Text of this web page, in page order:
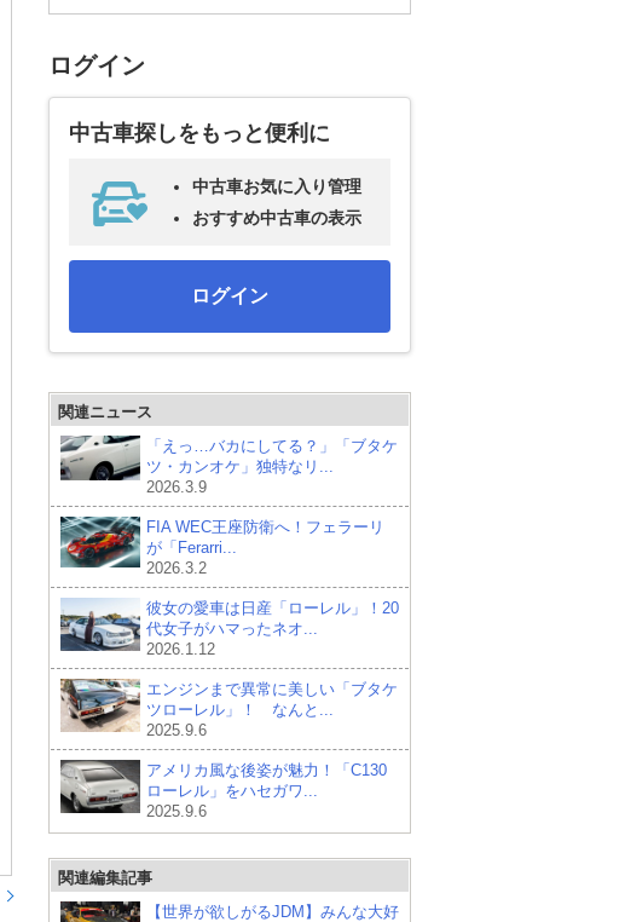
ログイン
中古車探しをもっと便利に
中古車お気に入り管理
おすすめ中古車の表示
ログイン
関連ニュース
「えっ…バカにしてる？」「ブタケ
ツ・カンオケ」独特なリ...
2026.3.9
FIA WEC王座防衛へ！フェラーリ
が「Ferarri...
2026.3.2
彼女の愛車は日産「ローレル」！20
代女子がハマったネオ...
2026.1.12
エンジンまで異常に美しい「ブタケ
ツローレル」！ なんと...
2025.9.6
アメリカ風な後姿が魅力！「C130
ローレル」をハセガワ...
2025.9.6
関連編集記事
【世界が欲しがるJDM】みんな大好